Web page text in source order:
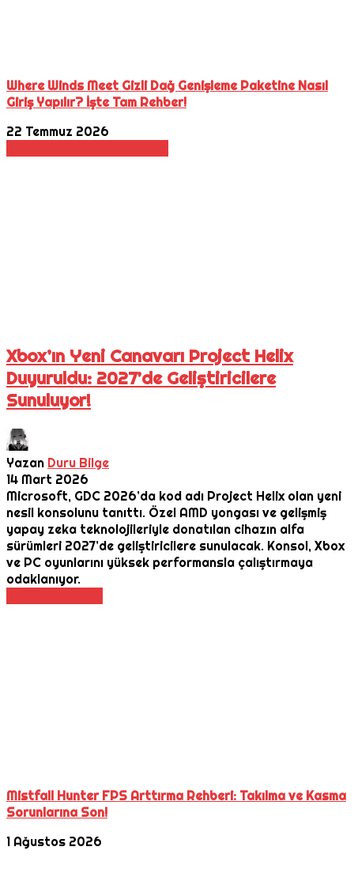
Where Winds Meet Gizli Dağ Genişleme Paketine Nasıl
Giriş Yapılır? İşte Tam Rehber!
22 Temmuz 2026
Xbox’ın Yeni Canavarı Project Helix
Duyuruldu: 2027’de Geliştiricilere
Sunuluyor!
Yazan Duru Bilge
14 Mart 2026
Microsoft, GDC 2026’da kod adı Project Helix olan yeni
nesil konsolunu tanıttı. Özel AMD yongası ve gelişmiş
yapay zeka teknolojileriyle donatılan cihazın alfa
sürümleri 2027’de geliştiricilere sunulacak. Konsol, Xbox
ve PC oyunlarını yüksek performansla çalıştırmaya
odaklanıyor.
Mistfall Hunter FPS Arttırma Rehberi: Takılma ve Kasma
Sorunlarına Son!
1 Ağustos 2026